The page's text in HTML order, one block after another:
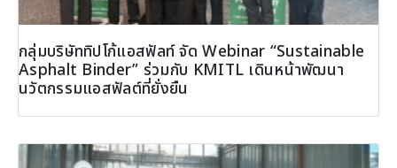
กลุ่มบริษัททิปโก้แอสฟัลท์ จัด Webinar “Sustainable
Asphalt Binder” ร่วมกับ KMITL เดินหน้าพัฒนา
นวัตกรรมแอสฟัลต์ที่ยั่งยืน